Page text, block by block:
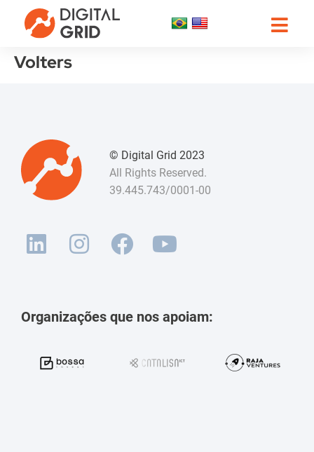
Volters
© Digital Grid 2023
All Rights Reserved.
39.445.743/0001-00
Organizações que nos apoiam: